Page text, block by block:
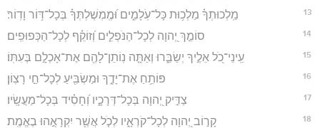
13 מַֽלְכוּתְךָ֗ מַלְכ֥וּת כָּל־עֹֽלָמִ֑ים וּ֝מֶֽמְשֶׁלְתְּךָ֗ בְּכָל־דּ֥וֹר וָדֽוֹר׃
14 סוֹמֵ֣ךְ יְ֭הוָה לְכָל־הַנֹּפְלִ֑ים וְ֝זוֹקֵ֗ף לְכָל־הַכְּפוּפִֽים׃
15 עֵֽינֵי־כֹ֭ל אֵלֶ֣יךָ יְשַׂבֵּ֑רוּ וְאַתָּ֤ה נֽוֹתֵן־לָהֶ֖ם אֶת־אָכְלָ֣ם בְּעִתּֽוֹ׃
16 פּוֹתֵ֥חַ אֶת־יָדֶ֑ךָ וּמַשְׂבִּ֖יעַ לְכָל־חַ֣י רָצֽוֹן׃
17 צַדִּ֣יק יְ֭הוָה בְּכָל־דְּרָכָ֑יו וְ֝חָסִ֗יד בְּכָל־מַעֲשָֽׂיו׃
18 קָר֣וֹב יְ֭הוָה לְכָל־קֹרְאָ֑יו לְכֹ֤ל אֲשֶׁ֖ר יִקְרָאֻ֣הוּ בֶאֱמֶֽת׃